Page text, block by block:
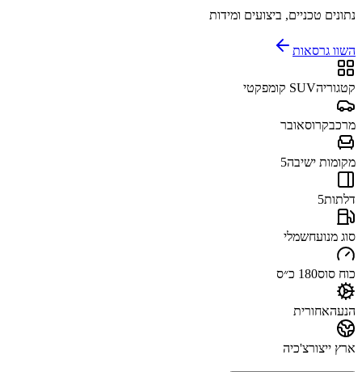
נתונים טכניים, ביצועים ומידות
השוו גרסאות
קטגוריהSUV קומפקטי
מרכבקרוסאובר
מקומות ישיבה5
דלתות5
סוג מנועחשמלי
כוח סוס180 כ״ס
הנעהאחורית
ארץ ייצורצ'כיה